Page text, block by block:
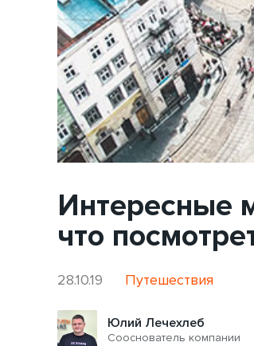
Интересные
что
28.10.19 Путешествия
Юлий Лечехлеб
Сооснователь компании